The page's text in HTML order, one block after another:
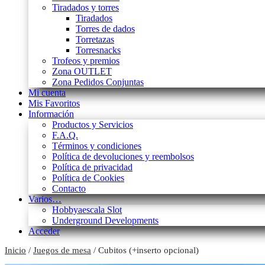
Tiradados y torres
Tiradados
Torres de dados
Torretazas
Torresnacks
Trofeos y premios
Zona OUTLET
Zona Pedidos Conjuntas
Mi cuenta
Mis Favoritos
Información
Productos y Servicios
F.A.Q.
Términos y condiciones
Política de devoluciones y reembolsos
Política de privacidad
Política de Cookies
Contacto
Varios…
Hobbyaescala Slot
Underground Developments
Acceder
Inicio / Juegos de mesa / Cubitos (+inserto opcional)